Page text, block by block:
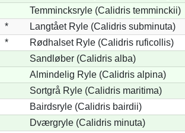
Temmincksryle (Calidris temminckii)
*
Langtået Ryle (Calidris subminuta)
*
Rødhalset Ryle (Calidris ruficollis)
Sandløber (Calidris alba)
Almindelig Ryle (Calidris alpina)
Sortgrå Ryle (Calidris maritima)
Bairdsryle (Calidris bairdii)
Dværgryle (Calidris minuta)